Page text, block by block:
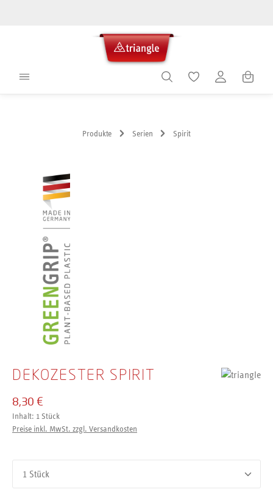
Produkte Serien Spirit
DEKOZESTER SPIRIT
8,30 €
Inhalt: 1 Stück
Preise inkl. MwSt. zzgl. Versandkosten